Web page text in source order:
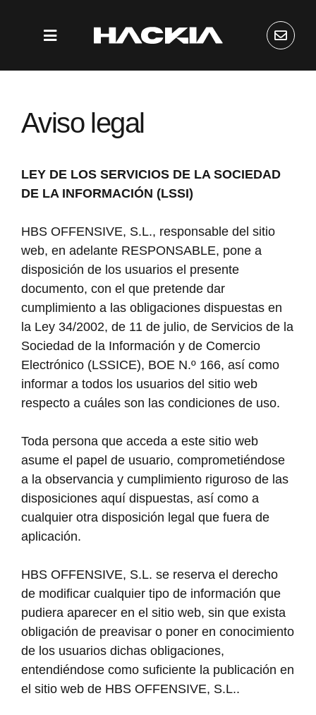
Aviso legal
LEY DE LOS SERVICIOS DE LA SOCIEDAD
DE LA INFORMACIÓN (LSSI)
HBS OFFENSIVE, S.L., responsable del sitio
web, en adelante RESPONSABLE, pone a
disposición de los usuarios el presente
documento, con el que pretende dar
cumplimiento a las obligaciones dispuestas en
la Ley 34/2002, de 11 de julio, de Servicios de la
Sociedad de la Información y de Comercio
Electrónico (LSSICE), BOE N.º 166, así como
informar a todos los usuarios del sitio web
respecto a cuáles son las condiciones de uso.
Toda persona que acceda a este sitio web
asume el papel de usuario, comprometiéndose
a la observancia y cumplimiento riguroso de las
disposiciones aquí dispuestas, así como a
cualquier otra disposición legal que fuera de
aplicación.
HBS OFFENSIVE, S.L. se reserva el derecho
de modificar cualquier tipo de información que
pudiera aparecer en el sitio web, sin que exista
obligación de preavisar o poner en conocimiento
de los usuarios dichas obligaciones,
entendiéndose como suficiente la publicación en
el sitio web de HBS OFFENSIVE, S.L..